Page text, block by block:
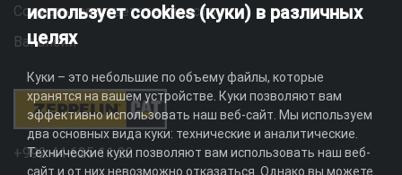
Социальная ответственность
Вакансии
+992 44 625 11 22
использует cookies (куки) в различных
целях
Куки – это небольшие по объему файлы, которые
хранятся на вашем устройстве. Куки позволяют вам
эффективно использовать наш веб-сайт. Мы используем
два основных вида куки: технические и аналитические.
Технические куки позволяют вам использовать наш веб-
сайт и от них невозможно отказаться. Однако вы можете